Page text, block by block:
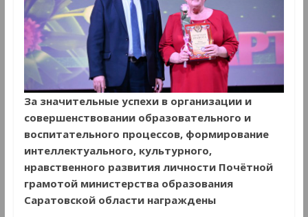
За значительные успехи в организации и
совершенствовании образовательного и
воспитательного процессов, формирование
интеллектуального, культурного,
нравственного развития личности Почётной
грамотой министерства образования
Саратовской области награждены